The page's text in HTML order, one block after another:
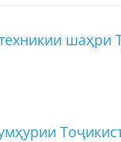
шаҳри